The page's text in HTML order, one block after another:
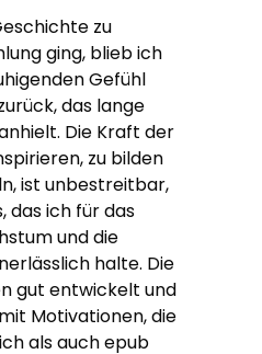
zu
ging, blieb ich
Gefühl
das lange
Die Kraft der
zu bilden
ist unbestreitbar,
das ich für das
und die
halte. Die
gut entwickelt und
Motivationen, die
als auch epub